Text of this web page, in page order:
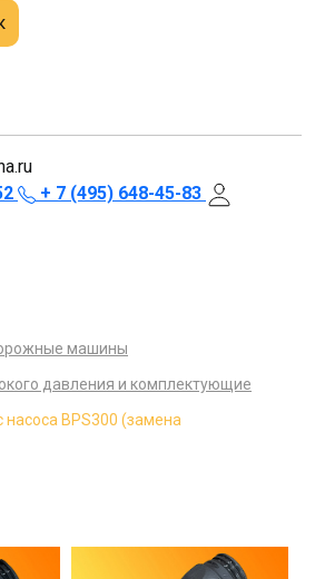
+ 7 (495) 648-45-83
машины
давления и комплектующие
BPS300 (замена